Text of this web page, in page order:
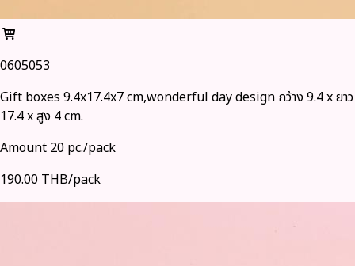
0605053
Gift boxes 9.4x17.4x7 cm,wonderful day design กว้าง 9.4 x ยาว
17.4 x สูง 4 cm.
Amount 20 pc./pack
190.00 THB/pack